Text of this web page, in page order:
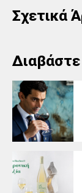
Σχετικά
Διαβάστε